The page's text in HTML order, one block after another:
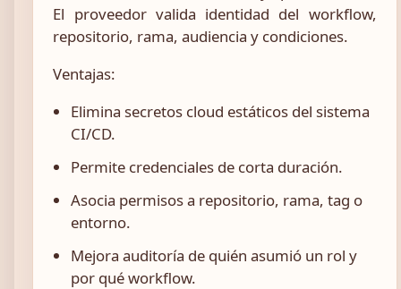
El proveedor valida identidad del workflow,
repositorio, rama, audiencia y condiciones.
Ventajas:
Elimina secretos cloud estáticos del sistema
CI/CD.
Permite credenciales de corta duración.
Asocia permisos a repositorio, rama, tag o
entorno.
Mejora auditoría de quién asumió un rol y
por qué workflow.